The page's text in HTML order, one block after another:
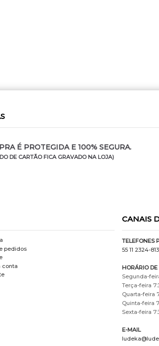
É PROTEGIDA E 100% SEGURA.
DE CARTÃO FICA GRAVADO NA LOJA)
pedidos
conta
CANAIS
TELEFONES
55 11 2324-
HORÁRIO
Segunda-feira
Terça-feira
Quarta-feira
Quinta-feira
Sexta-feira
E-MAIL